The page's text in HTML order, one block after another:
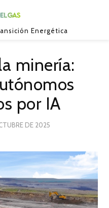
Energética
minería:
por IA
DE 2025
2025